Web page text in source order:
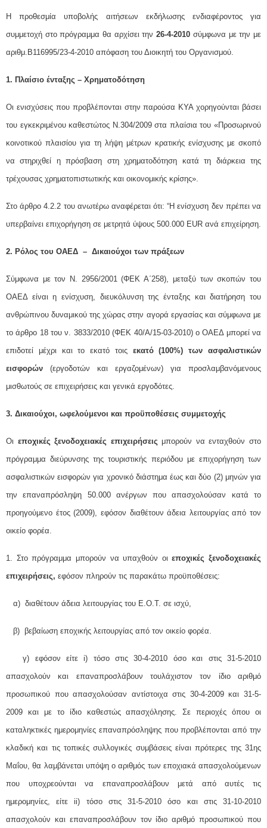
Η προθεσμία υποβολής αιτήσεων εκδήλωσης ενδιαφέροντος για
συμμετοχή στο πρόγραμμα θα αρχίσει την26-4-2010 σύμφωνα με την με
αριθμ.B116995/23-4-2010 απόφαση του Διοικητή του Οργανισμού.
1. Πλαίσιο ένταξης – Xρηματοδότηση
Οι ενισχύσεις που προβλέπονται στην παρούσα ΚΥΑ χορηγούνται βάσει
του εγκεκριμένου καθεστώτος Ν.304/2009 στα πλαίσια του «Προσωρινού
κοινοτικού πλαισίου για τη λήψη μέτρων κρατικής ενίσχυσης με σκοπό
να στηριχθεί η πρόσβαση στη χρηματοδότηση κατά τη διάρκεια της
τρέχουσας χρηματοπιστωτικής και οικονομικής κρίσης».
Στο άρθρο 4.2.2 του ανωτέρω αναφέρεται ότι: “Η ενίσχυση δεν πρέπει να
υπερβαίνει επιχορήγηση σε μετρητά ύψους 500.000 EUR ανά επιχείρηση.
2. Ρόλος του ΟΑΕΔ – Δικαιούχοι των πράξεων
Σύμφωνα με τον Ν. 2956/2001 (ΦΕΚ Α΄258), μεταξύ των σκοπών του
ΟΑΕΔ είναι η ενίσχυση, διευκόλυνση της ένταξης και διατήρηση του
ανθρώπινου δυναμικού της χώρας στην αγορά εργασίας και σύμφωνα με
το άρθρο 18 του ν. 3833/2010 (ΦΕΚ 40/Α/15-03-2010) ο ΟΑΕΔ μπορεί να
επιδοτεί μέχρι και το εκατό τοις εκατό (100%) των
ασφαλιστικών
εισφορών (εργοδοτών και εργαζομένων) για προσλαμβανόμενους
μισθωτούς σε επιχειρήσεις και γενικά εργοδότες.
3. Δικαιούχοι, ωφελούμενοι και προϋποθέσεις συμμετοχής
Oι εποχικές ξενοδοχειακές επιχειρήσεις μπορούν να ενταχθούν στο
πρόγραμμα διεύρυνσης της τουριστικής περιόδου με επιχορήγηση των
ασφαλιστικών εισφορών για χρονικό διάστημα έως και δύο (2) μηνών για
την επαναπρόσληψη 50.000 ανέργων που απασχολούσαν κατά το
προηγούμενο έτος (2009), εφόσον διαθέτουν άδεια λειτουργίας από τον
οικείο φορέα.
1. Στο πρόγραμμα μπορούν να υπαχθούν οιεποχικές ξενοδοχειακές
επιχειρήσεις, εφόσον πληρούν τις παρακάτω προϋποθέσεις:
α) διαθέτουν άδεια λειτουργίας του Ε.Ο.Τ. σε ισχύ,
β) βεβαίωση εποχικής λειτουργίας από τον οικείο φορέα.
γ) εφόσον είτε i) τόσο στις 30-4-2010 όσο και στις 31-5-2010
απασχολούν και επαναπροσλάβουν τουλάχιστον τον ίδιο αριθμό
προσωπικού που απασχολούσαν αντίστοιχα στις 30-4-2009 και 31-5-
2009 και με το ίδιο καθεστώς απασχόλησης. Σε περιοχές όπου οι
καταληκτικές ημερομηνίες επαναπρόσληψης που προβλέπονται από την
κλαδική και τις τοπικές συλλογικές συμβάσεις είναι πρότερες της 31ης
Μαΐου, θα λαμβάνεται υπόψη ο αριθμός των εποχιακά απασχολούμενων
που υποχρεούνται να επαναπροσλάβουν μετά από αυτές τις
ημερομηνίες, είτε ii) τόσο στις 31-5-2010 όσο και στις 31-10-2010
απασχολούν και επαναπροσλάβουν τον ίδιο αριθμό προσωπικού που